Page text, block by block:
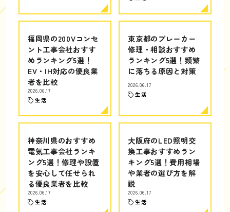
福岡県の200Vコンセ
ント工事会社おすす
めランキング5選！
EV・IH対応の優良業
者を比較
2026.06.17
生活
東京都のブレーカー
修理・相談おすすめ
ランキング5選！頻繁
に落ちる原因と対策
2026.06.17
生活
神奈川県のおすすめ
電気工事会社ランキ
ング5選！修理や設置
を安心して任せられ
る優良業者を比較
2026.06.17
生活
大阪府のLED照明交
換工事おすすめラン
キング5選！費用相場
や業者の選び方を解
説
2026.06.17
生活